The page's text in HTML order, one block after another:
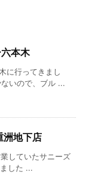
本木
に行ってきまし
いので、ブル ...
洲地下店
していたサニーズ
した ...